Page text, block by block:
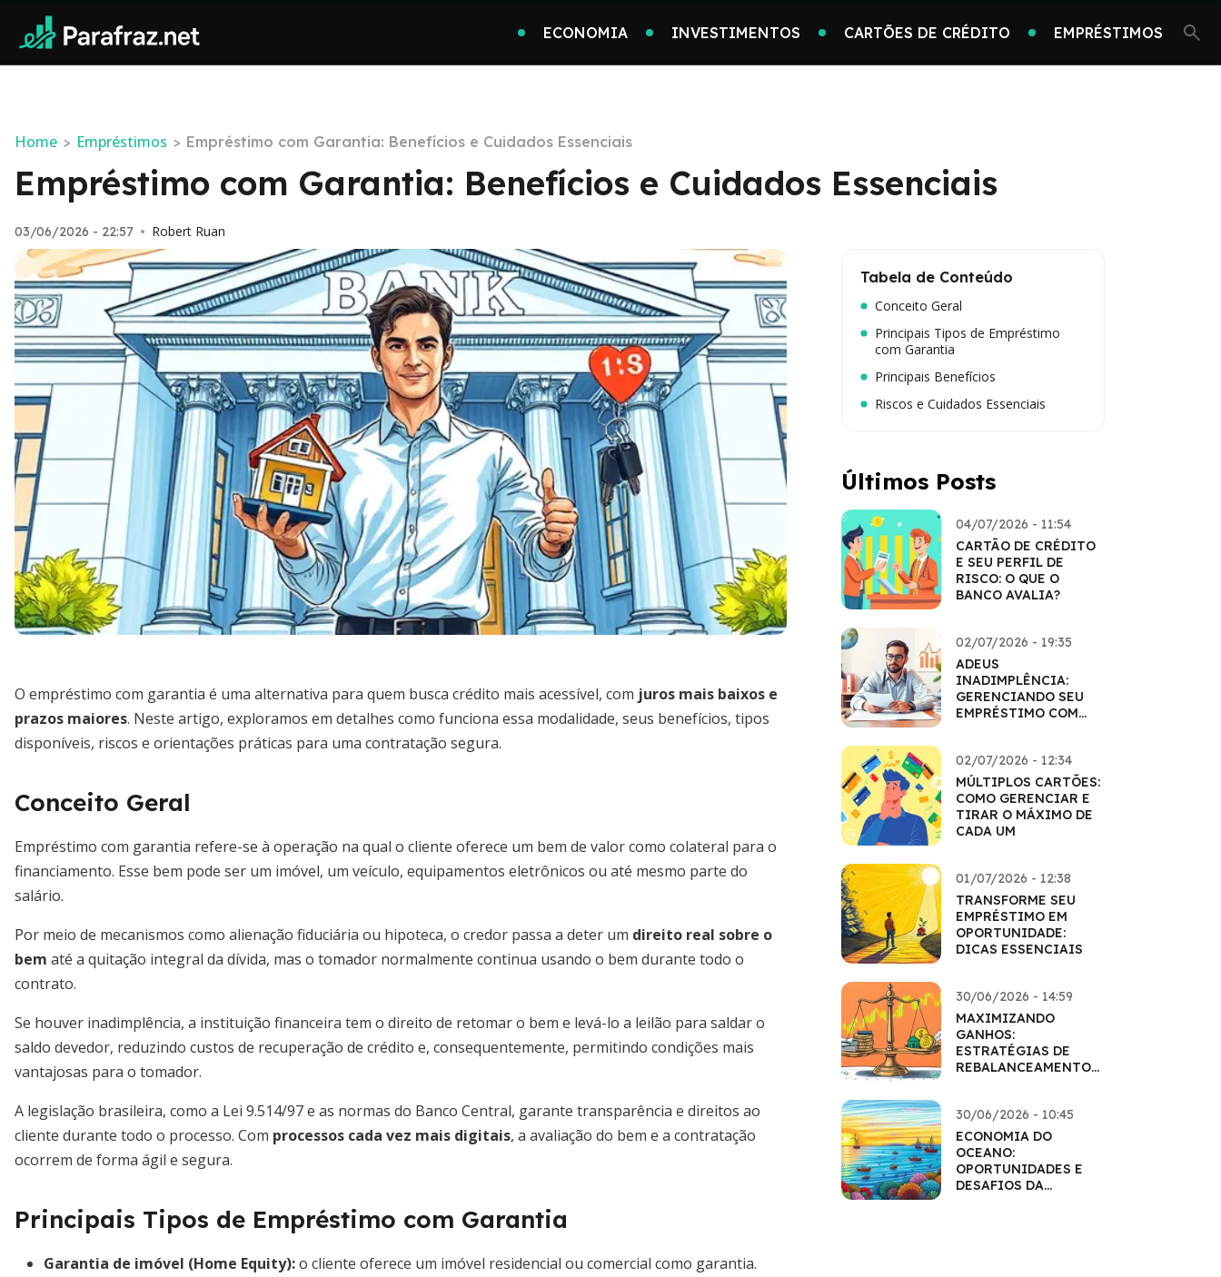
ECONOMIA INVESTIMENTOS CARTÕES DE CRÉDITO EMPRÉSTIMOS
Home > Empréstimos > Empréstimo com Garantia: Benefícios e Cuidados Essenciais
Empréstimo com Garantia: Benefícios e Cuidados Essenciais
03/06/2026 - 22:57 • Robert Ruan
O empréstimo com garantia é uma alternativa para quem busca crédito mais acessível, com juros mais baixos e
prazos maiores. Neste artigo, exploramos em detalhes como funciona essa modalidade, seus benefícios, tipos
disponíveis, riscos e orientações práticas para uma contratação segura.
Conceito Geral
Empréstimo com garantia refere-se à operação na qual o cliente oferece um bem de valor como colateral para o
financiamento. Esse bem pode ser um imóvel, um veículo, equipamentos eletrônicos ou até mesmo parte do
salário.
Por meio de mecanismos como alienação fiduciária ou hipoteca, o credor passa a deter um direito real sobre o
bem até a quitação integral da dívida, mas o tomador normalmente continua usando o bem durante todo o
contrato.
Se houver inadimplência, a instituição financeira tem o direito de retomar o bem e levá-lo a leilão para saldar o
saldo devedor, reduzindo custos de recuperação de crédito e, consequentemente, permitindo condições mais
vantajosas para o tomador.
A legislação brasileira, como a Lei 9.514/97 e as normas do Banco Central, garante transparência e direitos ao
cliente durante todo o processo. Com processos cada vez mais digitais, a avaliação do bem e a contratação
ocorrem de forma ágil e segura.
Principais Tipos de Empréstimo com Garantia
Garantia de imóvel (Home Equity):o cliente oferece um imóvel residencial ou comercial como garantia.
Tabela de Conteúdo
Conceito Geral
Principais Tipos de Empréstimo
com Garantia
Principais Benefícios
Riscos e Cuidados Essenciais
Últimos Posts
04/07/2026 - 11:54
CARTÃO DE CRÉDITO
E SEU PERFIL DE
RISCO: O QUE O
BANCO AVALIA?
02/07/2026 - 19:35
ADEUS
INADIMPLÊNCIA:
GERENCIANDO SEU
EMPRÉSTIMO COM
02/07/2026 - 12:34
MÚLTIPLOS CARTÕES:
COMO GERENCIAR E
TIRAR O MÁXIMO DE
CADA UM
01/07/2026 - 12:38
TRANSFORME SEU
EMPRÉSTIMO EM
OPORTUNIDADE:
DICAS ESSENCIAIS
30/06/2026 - 14:59
MAXIMIZANDO
GANHOS:
ESTRATÉGIAS DE
REBALANCEAMENTO
30/06/2026 - 10:45
ECONOMIA DO
OCEANO:
OPORTUNIDADES E
DESAFIOS DA